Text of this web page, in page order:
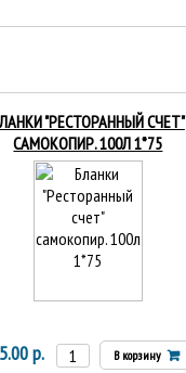
"РЕСТОРАННЫЙ СЧЕТ"
САМОКОПИР. 100Л 1*75
р. В корзину